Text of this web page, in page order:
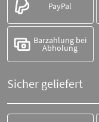
PayPal
Barzahlung bei
Abholung
Sicher geliefert